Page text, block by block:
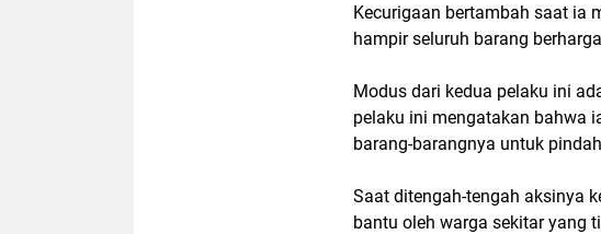
Kecurigaan bertambah saat ia
hampir seluruh barang
Modus dari kedua pelaku ini
pelaku ini mengatakan bahwa
barang-barangnya untuk
Saat ditengah-tengah aksinya
bantu oleh warga sekitar yang